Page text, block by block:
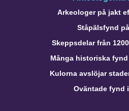
Arkeologer på jakt
Ståpälsfynd
Skeppsdelar från
Många historiska
Kulorna avslöjar
Oväntade fynd